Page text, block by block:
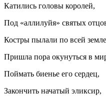
Катились головы королей,
Под «аллилуйя» святых
Костры пылали по всей
Пришла пора окунуться в
Поймать биенье его сердец,
Закончить начатый эликсир,